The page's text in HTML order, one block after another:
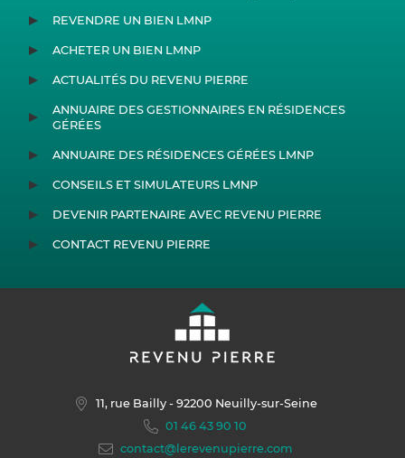
REVENDRE UN BIEN LMNP
ACHETER UN BIEN LMNP
ACTUALITÉS DU REVENU PIERRE
ANNUAIRE DES GESTIONNAIRES EN RÉSIDENCES
GÉRÉES
ANNUAIRE DES RÉSIDENCES GÉRÉES LMNP
CONSEILS ET SIMULATEURS LMNP
DEVENIR PARTENAIRE AVEC REVENU PIERRE
CONTACT REVENU PIERRE
11, rue Bailly- 92200 Neuilly-sur-Seine
01 46 43 90 10
contact@lerevenupierre.com